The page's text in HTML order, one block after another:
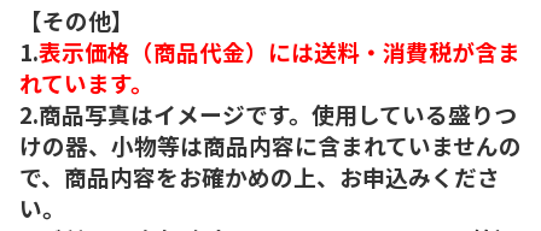
【その他】
1.表示価格（商品代金）には送料・消費税が含ま
れています。
2.商品写真はイメージです。使用している盛りつ
けの器、小物等は商品内容に含まれていませんの
で、商品内容をお確かめの上、お申込みくださ
い。